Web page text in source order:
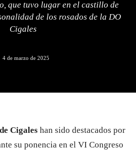
que tuvo lugar en el castillo de
de los rosados de la DO
Cigales
4 de marzo de 2025
Cigales han sido destacados por
su ponencia en el VI Congreso